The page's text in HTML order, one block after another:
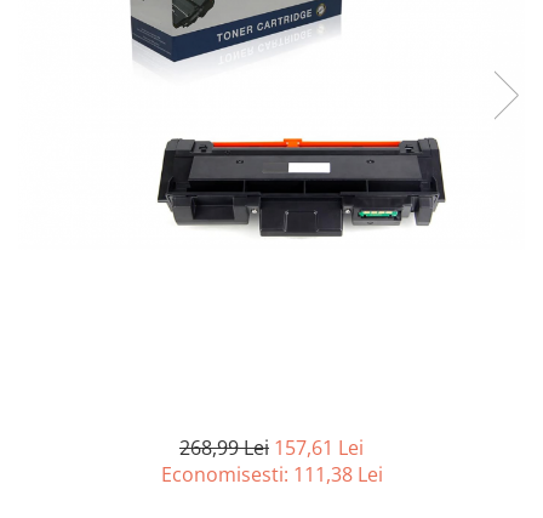
Kit-uri automatizari porti si usi
Silicon, spume si solutii tehnice
268,99 Lei 157,61 Lei
Economisesti: 111,38 Lei